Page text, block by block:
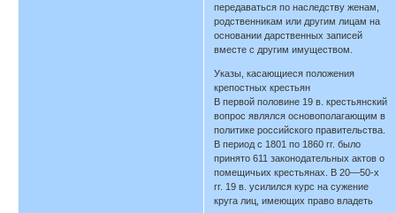
передаваться по наследству женам,
родственникам или другим лицам на
основании дарственных записей
вместе с другим имуществом.
Указы, касающиеся положения
крепостных крестьян
В первой половине 19 в. крестьянский
вопрос являлся основополагающим в
политике российского правительства.
В период с 1801 по 1860 гг. было
принято 611 законодательных актов о
помещичьих крестьянах. В 20—50-х
гг. 19 в. усилился курс на сужение
круга лиц, имеющих право владеть